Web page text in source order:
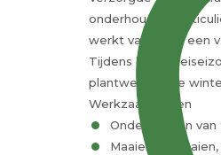
onderhoud je
werkt vaak met een
Tijdens het
plantwerk. In de
Werkzaamheden
Onderhouden
Maaien,